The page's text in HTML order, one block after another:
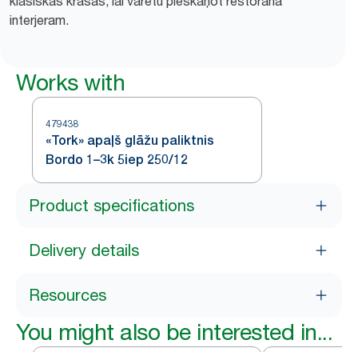
interjeram.
Works with
479438
«Tork» apaļš glāžu paliktnis
Bordo 1–3k 5iep 250/12
Product specifications
Delivery details
Resources
You might also be interested in...